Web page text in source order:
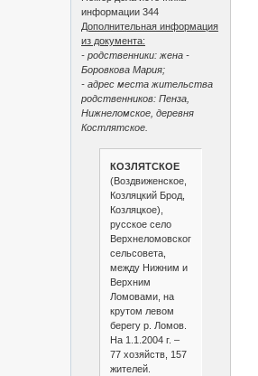
информации 344
Дополнительная информация
из документа:
- родственники: жена -
Боровкова Мария;
- адрес места жительства
родственников: Пенза,
Нижнеломское, деревня
Костлятское.
КОЗЛЯТСКОЕ
(Воздвиженское,
Козляцкий Брод,
Козляцкое),
русское село
Верхнеломовского
сельсовета,
между Нижним и
Верхним
Ломовами, на
крутом левом
берегу р. Ломов.
На 1.1.2004 г. –
77 хозяйств, 157
жителей.